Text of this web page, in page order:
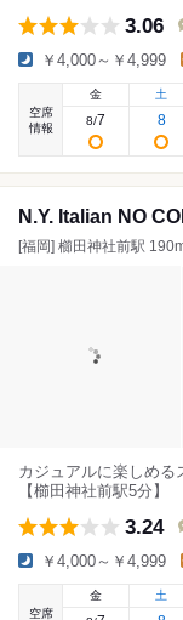
3.06
￥4,000～￥4,999
空席
情報
金
8/7
土
8
N.Y. Italian NO
[福岡] 櫛田神社前駅
カジュアルに楽しめる
【櫛田神社前駅5分】
3.24
￥4,000～￥4,999
空席
金
土